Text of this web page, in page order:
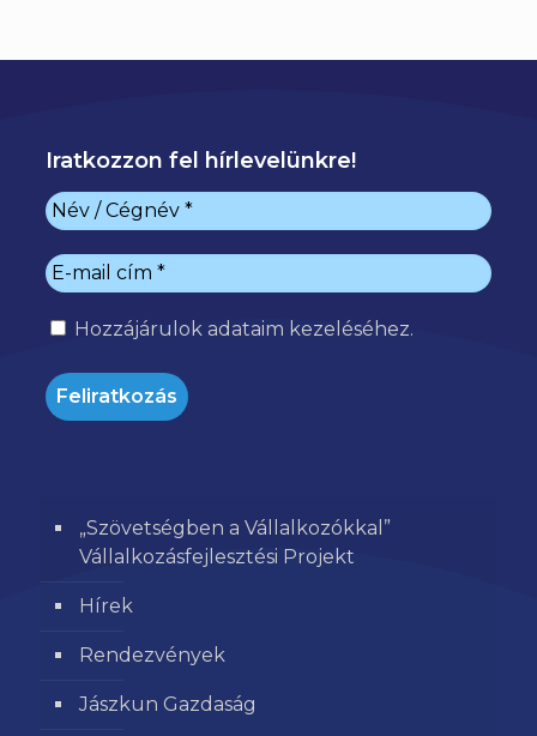
Iratkozzon fel hírlevelünkre!
Hozzájárulok adataim kezeléséhez.
„Szövetségben a Vállalkozókkal”
Vállalkozásfejlesztési Projekt
Hírek
Rendezvények
Jászkun Gazdaság